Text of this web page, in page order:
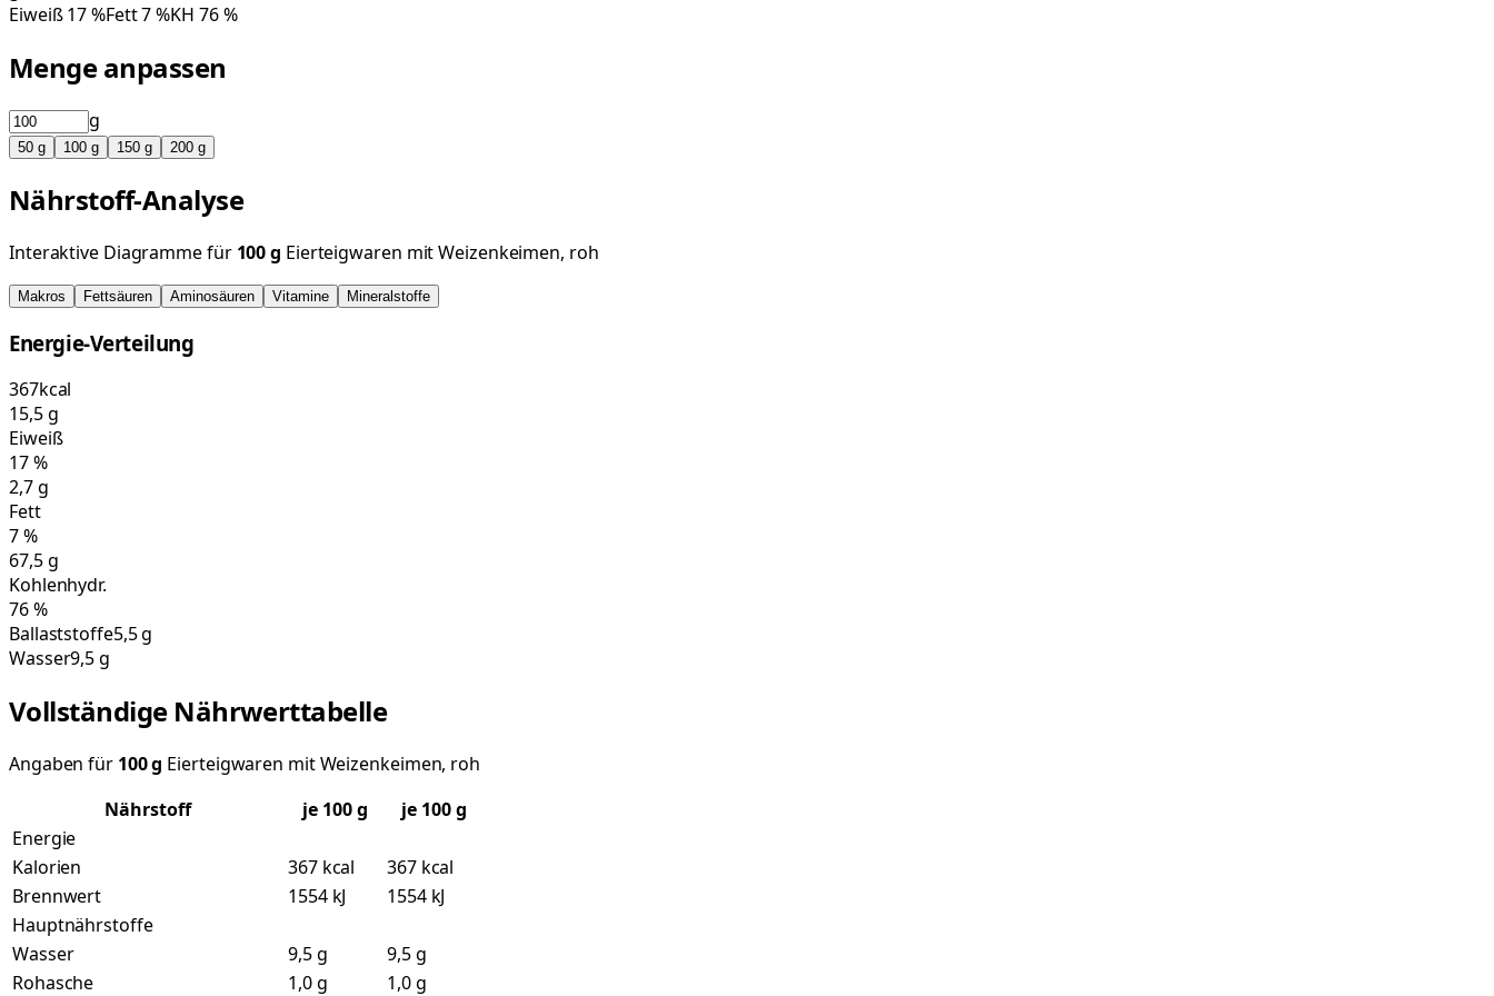
Eiweiß17%Fett7%KH 76%
Menge anpassen
g
50 g 100 g 150 g 200 g
Nährstoff-Analyse
Interaktive Diagramme für 100g Eierteigwaren mit Weizenkeimen, roh
Makros Fettsäuren Aminosäuren Vitamine Mineralstoffe
Energie-Verteilung
367kcal
15,5g
Eiweiß
17%
2,7g
Fett
7%
67,5g
Kohlenhydr.
76%
Ballaststoffe5,5 g
Wasser9,5 g
Vollständige Nährwerttabelle
Angaben für 100g Eierteigwaren mit Weizenkeimen, roh
Nährstoff
je 100g
je 100 g
Energie
Kalorien
367 kcal
367 kcal
Brennwert
1554 kJ
1554 kJ
Hauptnährstoffe
Wasser
9,5 g
9,5 g
Rohasche
1,0 g 1,0 g